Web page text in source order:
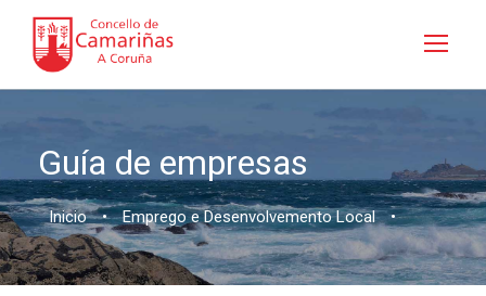
Guía de empresas
Inicio • Emprego e Desenvolvemento Local •